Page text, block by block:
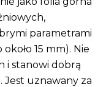
parametrami
15 mm). Nie
i stanowi dobrą
Jest uznawany za